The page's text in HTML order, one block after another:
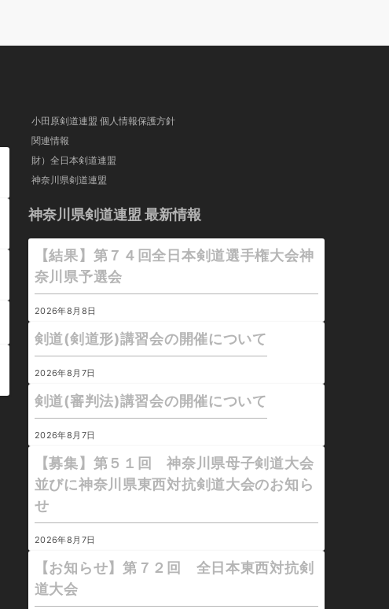
小田原剣道連盟 個人情報保護方針
関連情報
財）全日本剣道連盟
神奈川県剣道連盟
神奈川県剣道連盟 最新情報
【結果】第７４回全日本剣道選手権大会神
奈川県予選会
2026年8月8日
剣道(剣道形)講習会の開催について
2026年8月7日
剣道(審判法)講習会の開催について
2026年8月7日
【募集】第５１回 神奈川県母子剣道大会
並びに神奈川県東西対抗剣道大会のお知ら
せ
2026年8月7日
【お知らせ】第７２回 全日本東西対抗剣
道大会